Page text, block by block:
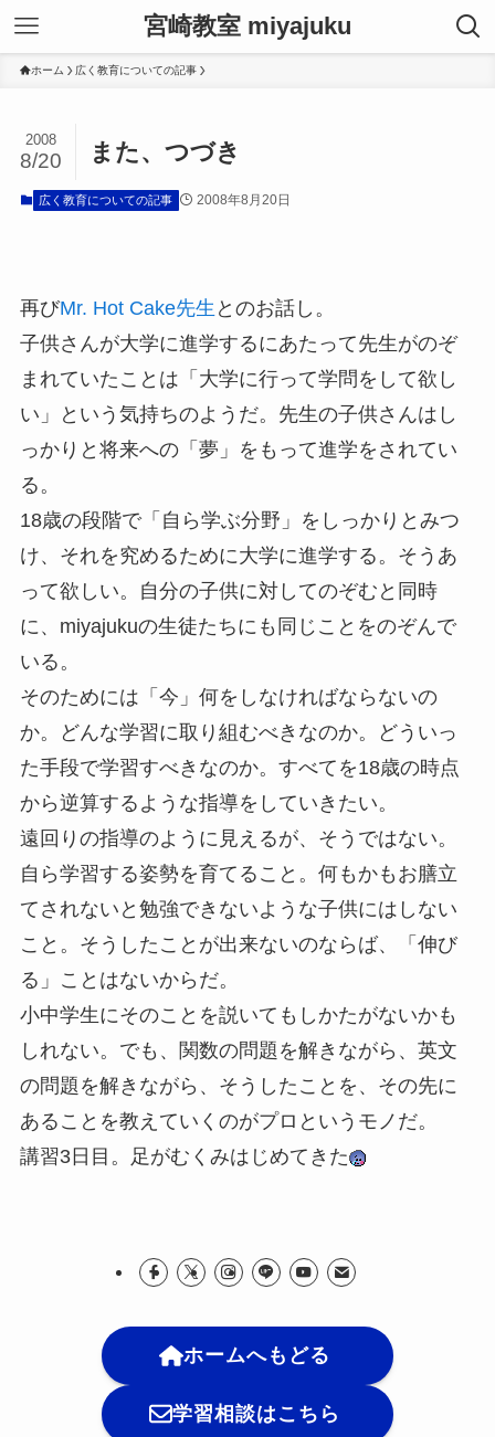
宮崎教室 miyajuku
ホーム 広く教育についての記事
また、つづき
2008
8/20
広く教育についての記事 2008年8月20日
再びMr. Hot Cake先生 とのお話し。
子供さんが大学に進学するにあたって先生がのぞ
まれていたことは「大学に行って学問をして欲し
い」という気持ちのようだ。先生の子供さんはし
っかりと将来への「夢」をもって進学をされてい
る。
18歳の段階で「自ら学ぶ分野」をしっかりとみつ
け、それを究めるために大学に進学する。そうあ
って欲しい。自分の子供に対してのぞむと同時
に、miyajukuの生徒たちにも同じことをのぞんで
いる。
そのためには「今」何をしなければならないの
か。どんな学習に取り組むべきなのか。どういっ
た手段で学習すべきなのか。すべてを18歳の時点
から逆算するような指導をしていきたい。
遠回りの指導のように見えるが、そうではない。
自ら学習する姿勢を育てること。何もかもお膳立
てされないと勉強できないような子供にはしない
こと。そうしたことが出来ないのならば、「伸び
る」ことはないからだ。
小中学生にそのことを説いてもしかたがないかも
しれない。でも、関数の問題を解きながら、英文
の問題を解きながら、そうしたことを、その先に
あることを教えていくのがプロというモノだ。
講習3日目。足がむくみはじめてきた
ホームへもどる
学習相談はこちら